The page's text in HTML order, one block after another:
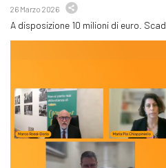
26 Marzo 2026
A disposizione 10 milioni di euro.